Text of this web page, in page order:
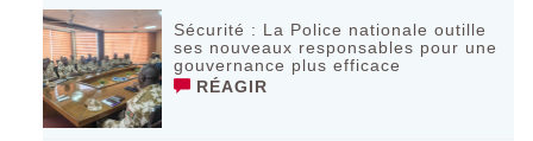
Sécurité : La Police nationale outille
ses nouveaux responsables pour une
gouvernance plus efficace
RÉAGIR